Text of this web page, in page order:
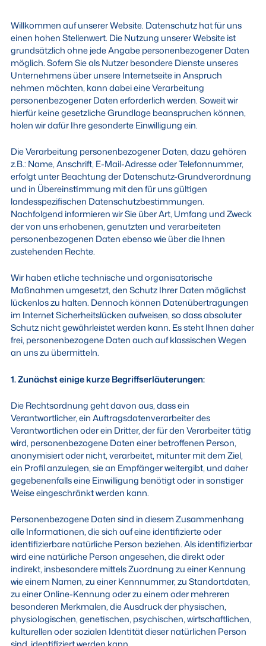
Willkommen auf unserer Website. Datenschutz hat für uns
einen hohen Stellenwert. Die Nutzung unserer Website ist
grundsätzlich ohne jede Angabe personenbezogener Daten
möglich. Sofern Sie als Nutzer besondere Dienste unseres
Unternehmens über unsere Internetseite in Anspruch
nehmen möchten, kann dabei eine Verarbeitung
personenbezogener Daten erforderlich werden. Soweit wir
hierfür keine gesetzliche Grundlage beanspruchen können,
holen wir dafür Ihre gesonderte Einwilligung ein.
Die Verarbeitung personenbezogener Daten, dazu gehören
z.B.: Name, Anschrift, E-Mail-Adresse oder Telefonnummer,
erfolgt unter Beachtung der Datenschutz-Grundverordnung
und in Übereinstimmung mit den für uns gültigen
landesspezifischen Datenschutzbestimmungen.
Nachfolgend informieren wir Sie über Art, Umfang und Zweck
der von uns erhobenen, genutzten und verarbeiteten
personenbezogenen Daten ebenso wie über die Ihnen
zustehenden Rechte.
Wir haben etliche technische und organisatorische
Maßnahmen umgesetzt, den Schutz Ihrer Daten möglichst
lückenlos zu halten. Dennoch können Datenübertragungen
im Internet Sicherheitslücken aufweisen, so dass absoluter
Schutz nicht gewährleistet werden kann. Es steht Ihnen daher
frei, personenbezogene Daten auch auf klassischen Wegen
an uns zu übermitteln.
1. Zunächst einige kurze Begriffserläuterungen:
Die Rechtsordnung geht davon aus, dass ein
Verantwortlicher, ein Auftragsdatenverarbeiter des
Verantwortlichen oder ein Dritter, der für den Verarbeiter tätig
wird, personenbezogene Daten einer betroffenen Person,
anonymisiert oder nicht, verarbeitet, mitunter mit dem Ziel,
ein Profil anzulegen, sie an Empfänger weitergibt, und daher
gegebenenfalls eine Einwilligung benötigt oder in sonstiger
Weise eingeschränkt werden kann.
Personenbezogene Daten sind in diesem Zusammenhang
alle Informationen, die sich auf eine identifizierte oder
identifizierbare natürliche Person beziehen. Als identifizierbar
wird eine natürliche Person angesehen, die direkt oder
indirekt, insbesondere mittels Zuordnung zu einer Kennung
wie einem Namen, zu einer Kennnummer, zu Standortdaten,
zu einer Online-Kennung oder zu einem oder mehreren
besonderen Merkmalen, die Ausdruck der physischen,
physiologischen, genetischen, psychischen, wirtschaftlichen,
kulturellen oder sozialen Identität dieser natürlichen Person